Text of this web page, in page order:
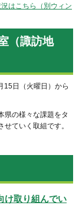
はこちら（別ウィン
（諏訪地
15日（火曜日）から
県の様々な課題をタ
ていく取組です。
け取り組んでい